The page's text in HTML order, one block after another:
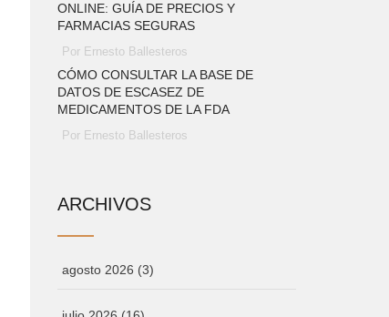
ONLINE: GUÍA DE PRECIOS Y
FARMACIAS SEGURAS
Por Ernesto Ballesteros
CÓMO CONSULTAR LA BASE DE
DATOS DE ESCASEZ DE
MEDICAMENTOS DE LA FDA
Por Ernesto Ballesteros
ARCHIVOS
agosto 2026 (3)